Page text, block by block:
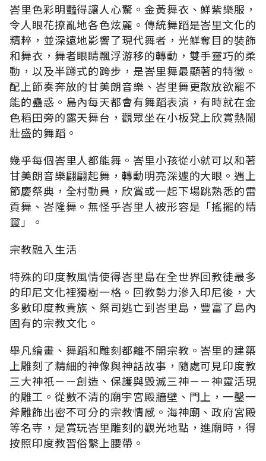
峇里色彩明豔得讓人心驚。金黃舞衣、鮮紫樂服，
令人眼花撩亂地各色炫麗。傳統舞蹈是峇里文化的
精粹，並深遠地影響了現代舞者，光鮮奪目的裝飾
和舞衣，舞者眼睛飄浮游移的轉動，雙手靈巧的柔
動，以及半蹲式的跨步，是峇里舞最顯著的特徵。
配上節奏奔放的甘美朗音樂、峇里舞更散放欲罷不
能的蠱惑。島內每天都會有舞蹈表演，有時就在金
色稻田旁的露天舞台，觀眾坐在小板凳上欣賞熱鬧
壯盛的舞蹈。
幾乎每個峇里人都能舞。峇里小孩從小就可以和著
甘美朗音樂翩翩起舞，轉動明亮深遽的大眼。遇上
節慶祭典，全村動員，欣賞或一起下場跳熟悉的雷
貢舞、峇隆舞。無怪乎峇里人被形容是「搖擺的精
靈」。
宗教融入生活
特殊的印度教風情使得峇里島在全世界回教徒最多
的印尼文化裡獨樹一格。回教勢力滲入印尼後，大
多數印度教貴族、祭司逃亡到峇里島，豐富了島內
固有的宗教文化。
舉凡繪畫、舞蹈和雕刻都離不開宗教。峇里的建築
上雕刻了精細的神像與神話故事，隨處可見印度教
三大神祇－－創造、保護與毀滅三神－－神靈活現
的雕工。從數不清的廟宇宮殿牆壁、門上，一鑿一
斧雕飾出密不可分的宗教情感。海神廟、政府宮殿
等名寺，是賞玩峇里雕刻的觀光地點，進廟時，得
按照印度教習俗繫上腰帶。